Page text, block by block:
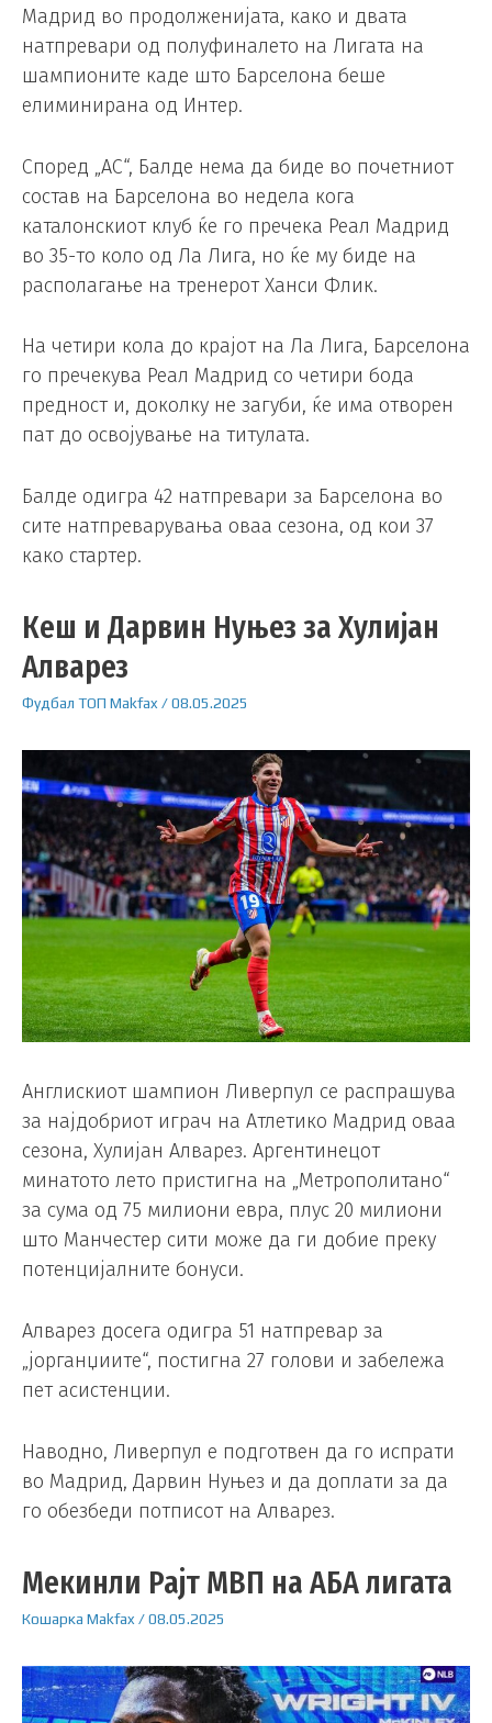
Мадрид во продолженијата, како и двата
натпревари од полуфиналето на Лигата на
шампионите каде што Барселона беше
елиминирана од Интер.
Според „АС“, Балде нема да биде во почетниот
состав на Барселона во недела кога
каталонскиот клуб ќе го пречека Реал Мадрид
во 35-то коло од Ла Лига, но ќе му биде на
располагање на тренерот Ханси Флик.
На четири кола до крајот на Ла Лига, Барселона
го пречекува Реал Мадрид со четири бода
предност и, доколку не загуби, ќе има отворен
пат до освојување на титулата.
Балде одигра 42 натпревари за Барселона во
сите натпреварувања оваа сезона, од кои 37
како стартер.
Кеш и Дарвин Нуњез за Хулијан
Алварез
Фудбал ТОП Makfax /08.05.2025
Англискиот шампион Ливерпул се распрашува
за најдобриот играч на Атлетико Мадрид оваа
сезона, Хулијан Алварез. Аргентинецот
минатото лето пристигна на „Метрополитано“
за сума од 75 милиони евра, плус 20 милиони
што Манчестер сити може да ги добие преку
потенцијалните бонуси.
Алварез досега одигра 51 натпревар за
„јорганџиите“, постигна 27 голови и забележа
пет асистенции.
Наводно, Ливерпул е подготвен да го испрати
во Мадрид, Дарвин Нуњез и да доплати за да
го обезбеди потписот на Алварез.
Мекинли Рајт МВП на АБА лигата
Кошарка Makfax /08.05.2025